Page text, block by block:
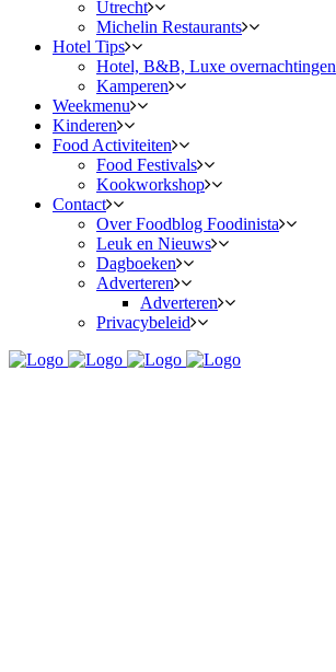
Utrecht
Michelin Restaurants
Hotel Tips
Hotel, B&B, Luxe overnachtingen
Kamperen
Weekmenu
Kinderen
Food Activiteiten
Food Festivals
Kookworkshop
Contact
Over Foodblog Foodinista
Leuk en Nieuws
Dagboeken
Adverteren
Adverteren
Privacybeleid